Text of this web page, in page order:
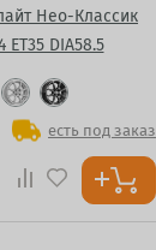
Нео-Классик
ET35 DIA58.5
есть под заказ